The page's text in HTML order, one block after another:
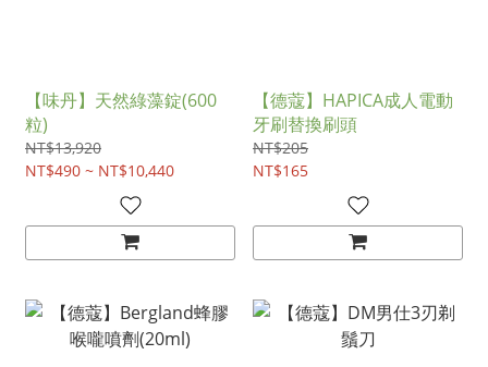
【味丹】天然綠藻錠(600
粒)
NT$13,920
NT$490 ~ NT$10,440
【德蔻】HAPICA成人電動
牙刷替換刷頭
NT$205
NT$165